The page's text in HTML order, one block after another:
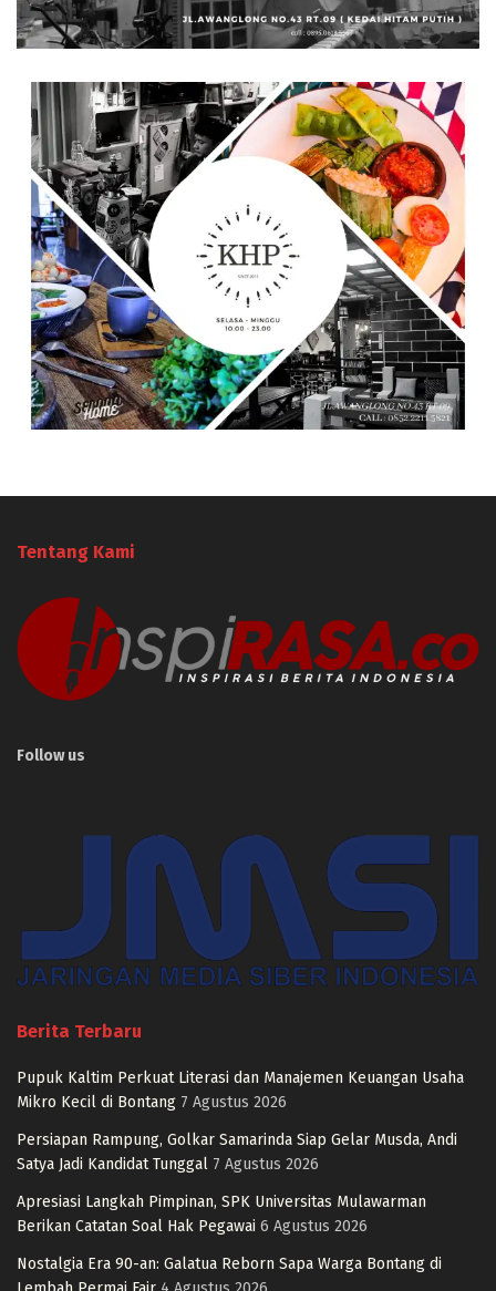
Tentang Kami
Follow us
Berita Terbaru
Pupuk Kaltim Perkuat Literasi dan Manajemen Keuangan Usaha
Mikro Kecil di Bontang 7 Agustus 2026
Persiapan Rampung, Golkar Samarinda Siap Gelar Musda, Andi
Satya Jadi Kandidat Tunggal 7 Agustus 2026
Apresiasi Langkah Pimpinan, SPK Universitas Mulawarman
Berikan Catatan Soal Hak Pegawai 6 Agustus 2026
Nostalgia Era 90-an: Galatua Reborn Sapa Warga Bontang di